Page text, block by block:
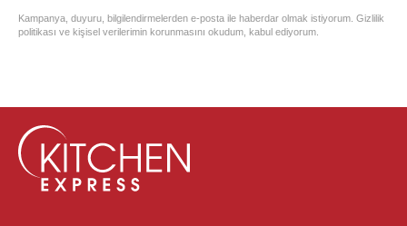
Kampanya, duyuru, bilgilendirmelerden e-posta ile haberdar olmak istiyorum. Gizlilik
politikası ve kişisel verilerimin korunmasını okudum, kabul ediyorum.